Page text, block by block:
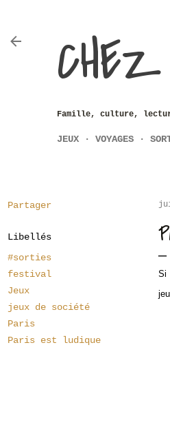
Famille, culture,
JEUX VOYAGES
Partager
Libellés
#sorties
festival
Jeux
jeux de société
Paris
Paris est ludique
Si